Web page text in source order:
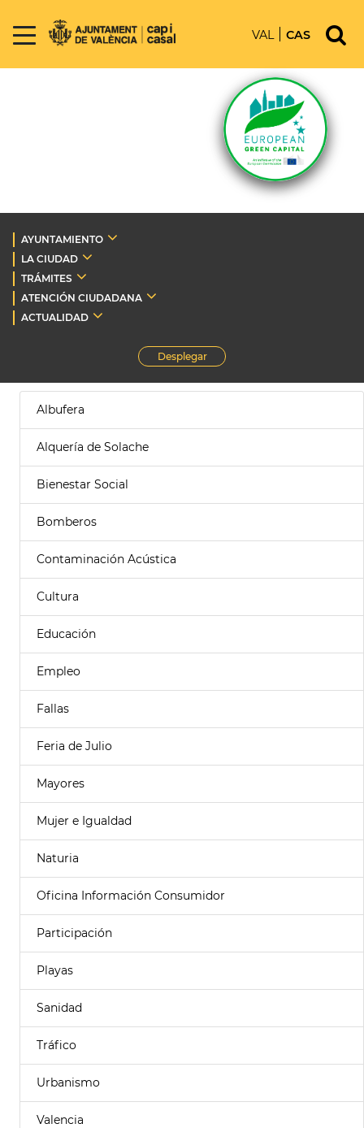
VAL CAS
AYUNTAMIENTO
LA CIUDAD
TRÁMITES
ATENCIÓN CIUDADANA
ACTUALIDAD
Desplegar
Albufera
Alquería de Solache
Bienestar Social
Bomberos
Contaminación Acústica
Cultura
Educación
Empleo
Fallas
Feria de Julio
Mayores
Mujer e Igualdad
Naturia
Oficina Información Consumidor
Participación
Playas
Sanidad
Tráfico
Urbanismo
Valencia